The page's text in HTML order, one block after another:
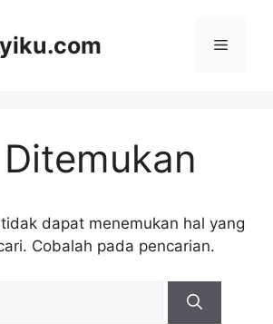
Menu
dapat menemukan hal yang
Cobalah pada pencarian.